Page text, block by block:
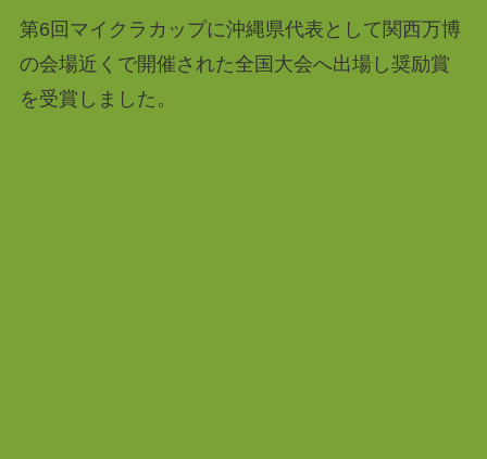
第6回マイクラカップに沖縄県代表として関西万博
の会場近くで開催された全国大会へ出場し奨励賞
を受賞しました。